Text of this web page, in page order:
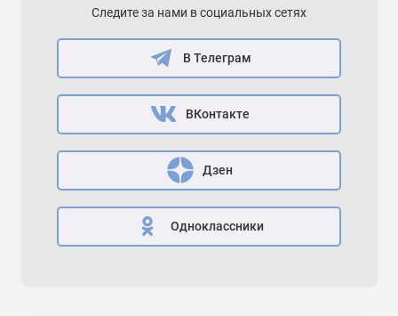
Следите за нами в социальных сетях
В Телеграм
ВКонтакте
Дзен
Одноклассники